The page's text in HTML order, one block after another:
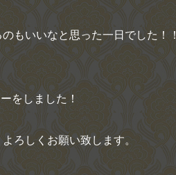
もいいなと思った一日でした！！
をしました！
ろしくお願い致します。